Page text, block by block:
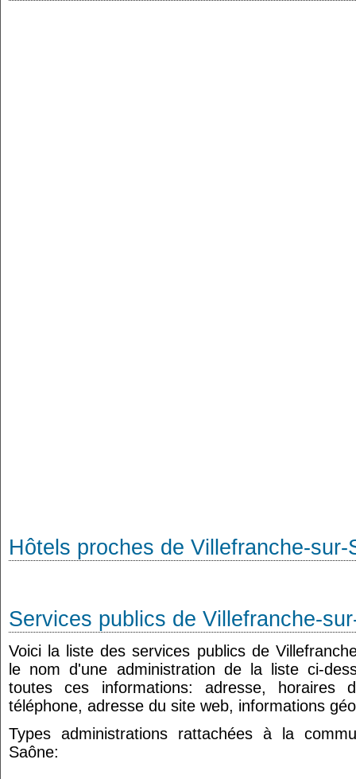
Hôtels proches de Villefranche-sur-
Services publics de Villefranche-
Voici la liste des services publics de
le nom d'une administration de la liste ci-
toutes ces informations: adresse, horaires
téléphone, adresse du site web, informations
Types administrations rattachées à la
Saône: